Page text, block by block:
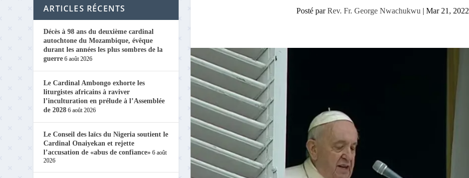
Posté parRev. Fr. George Nwachukwu | Mar 21, 2022
ARTICLES RÉCENTS
Décès à 98 ans du deuxième cardinal
autochtone du Mozambique, évêque
durant les années les plus sombres de la
guerre 6 août 2026
Le Cardinal Ambongo exhorte les
liturgistes africains à raviver
l’inculturation en prélude à l’Assemblée
de 2028 6 août 2026
Le Conseil des laïcs du Nigeria soutient le
Cardinal Onaiyekan et rejette
l’accusation de «abus de confiance» 6 août
2026